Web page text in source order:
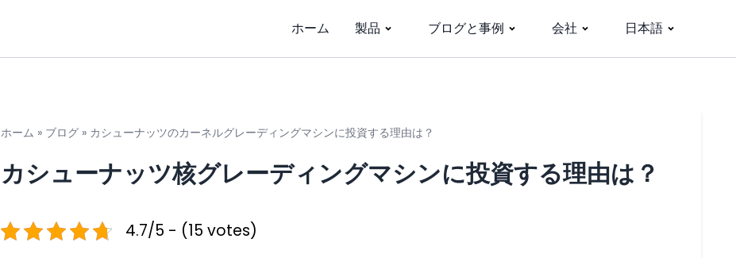
ホーム 製品 ブログと事例 会社 日本語
ホーム » ブログ » カシューナッツのカーネルグレーディングマシンに投資する理由は？
カシューナッツ核グレーディングマシンに投資する理由は？
4.7/5 - (15 votes)